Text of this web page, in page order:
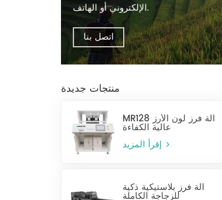
الإلكتروني أو الهاتف.
اتصل بنا
منتجات جديدة
MR128 آلة فرز لون الأرز
عالية الكفاءة
إقرأ المزيد
آلة فرز بلاستيكية ذكية
للزجاجة الكاملة